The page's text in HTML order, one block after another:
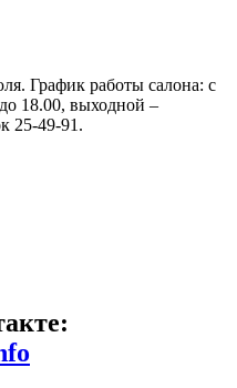
График работы салона: с
18.00, выходной –
25-49-91.